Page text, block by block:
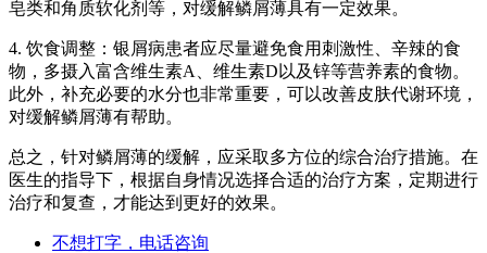
皂类和角质软化剂等，对缓解鳞屑薄具有一定效果。
4. 饮食调整：银屑病患者应尽量避免食用刺激性、辛辣的食
物，多摄入富含维生素A、维生素D以及锌等营养素的食物。
此外，补充必要的水分也非常重要，可以改善皮肤代谢环境，
对缓解鳞屑薄有帮助。
总之，针对鳞屑薄的缓解，应采取多方位的综合治疗措施。在
医生的指导下，根据自身情况选择合适的治疗方案，定期进行
治疗和复查，才能达到更好的效果。
不想打字，电话咨询